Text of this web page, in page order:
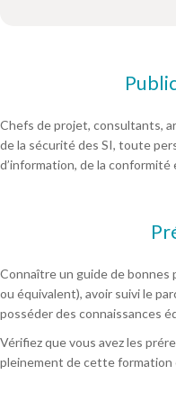
Chefs de projet, consultants,
de la sécurité des SI, toute
d’information, de la
Connaître un guide de bonnes
ou équivalent), avoir suivi le
posséder des connaissances
Vérifiez que vous avez les
pleinement de cette formation